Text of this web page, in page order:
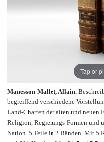
Tap or
Manesson-Mallet, Allain.
begreiffend verschiedene
Land-Charten der alten und neuen
Religion, Regierungs-Formen und
Nation. 5 Teile in 2 Bänden. Mit 5